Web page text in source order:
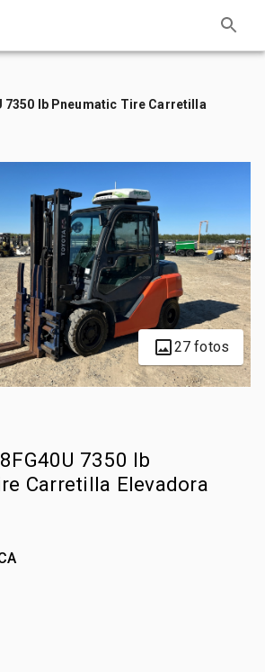
7350 lb Pneumatic Tire Carretilla
27 fotos
7350 lb
Carretilla Elevadora